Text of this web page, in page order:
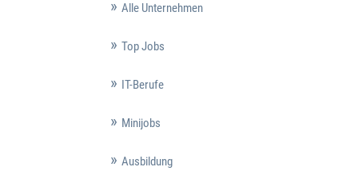
Alle Unternehmen
Top Jobs
IT-Berufe
Minijobs
Ausbildung